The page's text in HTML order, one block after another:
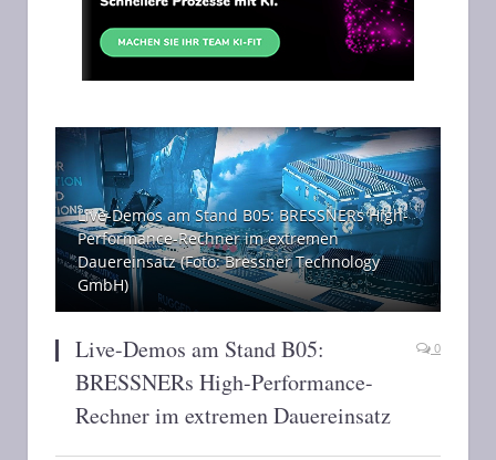
Live-Demos am Stand B05: BRESSNERs High-
Performance-Rechner im extremen
Dauereinsatz (Foto: Bressner Technology
GmbH)
Live-Demos am Stand B05:
BRESSNERs High-Performance-
Rechner im extremen Dauereinsatz
0